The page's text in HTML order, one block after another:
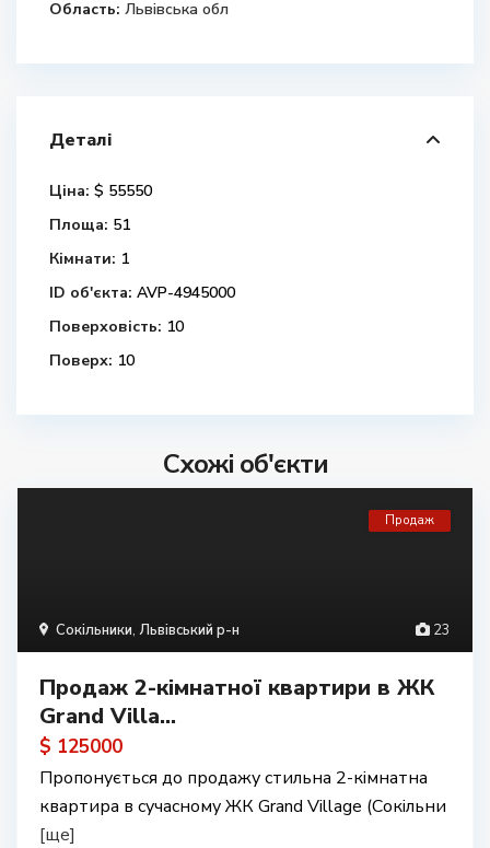
Область: Львівська обл
Деталі
Ціна: $ 55550
Площа: 51
Кімнати: 1
ID об'єкта: AVP-4945000
Поверховість: 10
Поверх: 10
Схожі об'єкти
23
Сокільники, Львівський р-н
Продаж
Продаж 2-кімнатної квартири в ЖК
Grand Villa...
$ 125000
Пропонується до продажу стильна 2-кімнатна
квартира в сучасному ЖК Grand Village (Сокільни
[ще]